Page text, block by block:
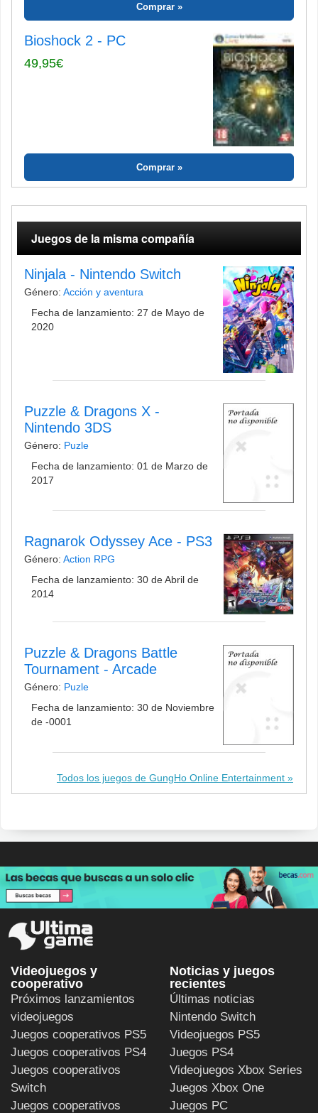
Comprar
Bioshock 2 - PC
49,95€
Comprar
Juegos de la misma compañía
Ninjala - Nintendo Switch
Género: Acción y aventura
Fecha de lanzamiento: 27 de Mayo de
2020
Puzzle & Dragons X -
Nintendo 3DS
Género: Puzle
Fecha de lanzamiento: 01 de Marzo de
2017
Ragnarok Odyssey Ace - PS3
Género: Action RPG
Fecha de lanzamiento: 30 de Abril de
2014
Puzzle & Dragons Battle
Tournament - Arcade
Género: Puzle
Fecha de lanzamiento: 30 de Noviembre
de -0001
Todos los juegos de GungHo Online Entertainment
Videojuegos y
cooperativo
Próximos lanzamientos
videojuegos
Juegos cooperativos PS5
Juegos cooperativos PS4
Juegos cooperativos
Switch
Juegos cooperativos
Noticias y juegos
recientes
Últimas noticias
Nintendo Switch
Videojuegos PS5
Juegos PS4
Videojuegos Xbox Series
Juegos Xbox One
Juegos PC